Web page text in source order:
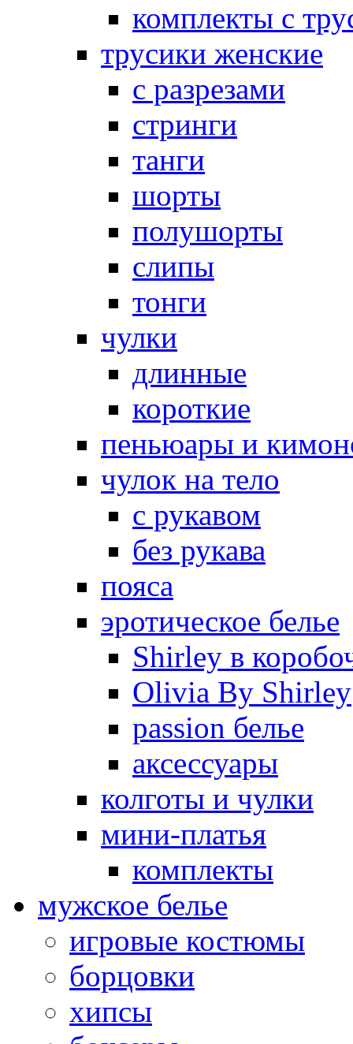
комплекты с
трусики женские
с разрезами
стринги
танги
шорты
полушорты
слипы
тонги
чулки
длинные
короткие
пеньюары и
чулок на тело
с рукавом
без рукава
пояса
эротическое белье
Shirley в
Olivia By Shirley
passion белье
аксессуары
колготы и чулки
мини-платья
комплекты
мужское белье
игровые костюмы
борцовки
хипсы